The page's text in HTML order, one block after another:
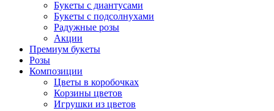
Букеты с диантусами
Букеты с подсолнухами
Радужные розы
Акции
Премиум букеты
Розы
Композиции
Цветы в коробочках
Корзины цветов
Игрушки из цветов